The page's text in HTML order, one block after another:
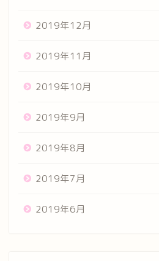
2019年12月
2019年11月
2019年10月
2019年9月
2019年8月
2019年7月
2019年6月